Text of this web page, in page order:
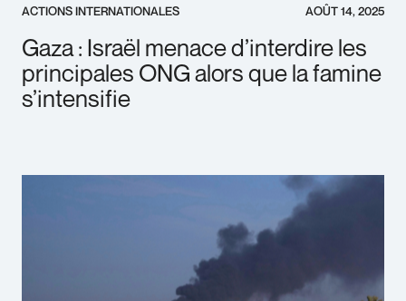
ACTIONS INTERNATIONALES AOÛT 14, 2025
Gaza : Israël menace d’interdire les
principales ONG alors que la famine
s’intensifie